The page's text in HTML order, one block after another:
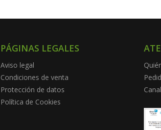
PÁGINAS LEGALES
Aviso legal
Condiciones de venta
Protección de datos
Política de Cookies